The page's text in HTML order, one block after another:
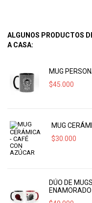
ALGUNOS PRODUCTOS
A CASA:
MUG
$45.000
MUG
$30.000
DÚO DE
ENAMORADO